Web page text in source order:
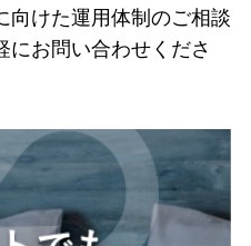
向けた運用体制のご相談
にお問い合わせくださ